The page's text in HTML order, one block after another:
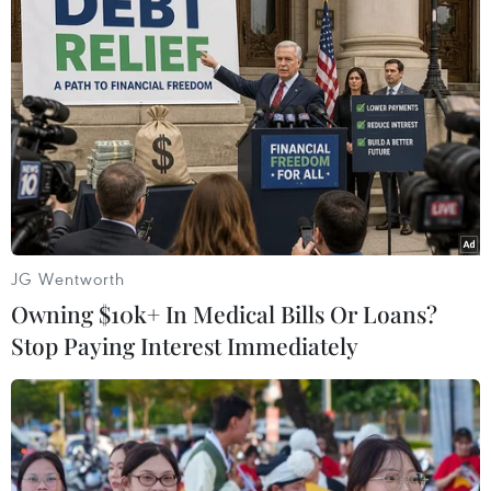
#Trẻ em #Thuốc trừ sâu #Phân bón
#Thuốc diệt cỏ
Mỹ
Theo dõi VietnamPlus
JG Wentworth
Owning $10k+ In Medical Bills Or Loans?
Stop Paying Interest Immediately